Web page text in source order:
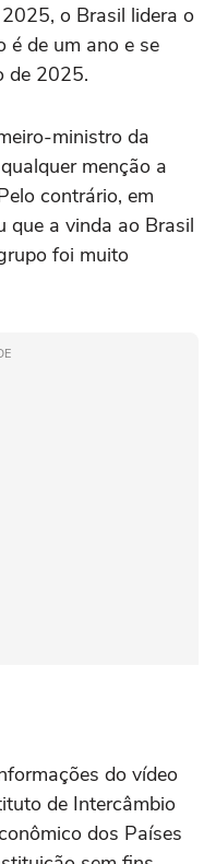
o Brasil lidera o
é de um ano e se
de 2025.
ministro da
menção a
contrário, em
que a vinda ao Brasil
foi muito
do vídeo
de Intercâmbio
dos Países